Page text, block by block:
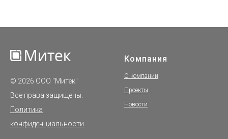
© 2026 ООО "Митек"
Все права защищены.
Политика
конфиденциальности
Компания
О компании
Проекты
Новости